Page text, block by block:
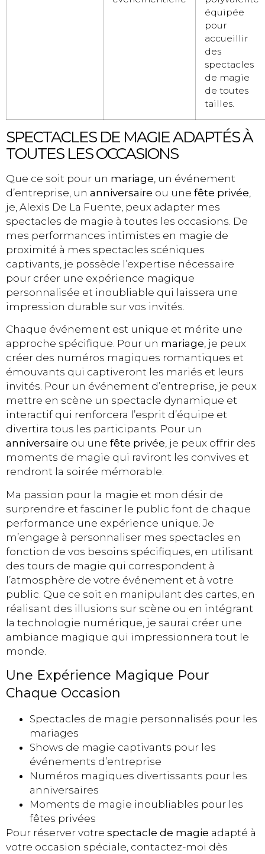
équipée
pour
accueillir
des
spectacles
de magie
de toutes
tailles.
SPECTACLES DE MAGIE ADAPTÉS À
TOUTES LES OCCASIONS
Que ce soit pour un mariage, un événement
d’entreprise, un anniversaire ou une fête privée,
je, Alexis De La Fuente, peux adapter mes
spectacles de magie à toutes les occasions. De
mes performances intimistes en magie de
proximité à mes spectacles scéniques
captivants, je possède l’expertise nécessaire
pour créer une expérience magique
personnalisée et inoubliable qui laissera une
impression durable sur vos invités.
Chaque événement est unique et mérite une
approche spécifique. Pour un mariage, je peux
créer des numéros magiques romantiques et
émouvants qui captiveront les mariés et leurs
invités. Pour un événement d’entreprise, je peux
mettre en scène un spectacle dynamique et
interactif qui renforcera l’esprit d’équipe et
divertira tous les participants. Pour un
anniversaire ou une fête privée, je peux offrir des
moments de magie qui raviront les convives et
rendront la soirée mémorable.
Ma passion pour la magie et mon désir de
surprendre et fasciner le public font de chaque
performance une expérience unique. Je
m’engage à personnaliser mes spectacles en
fonction de vos besoins spécifiques, en utilisant
des tours de magie qui correspondent à
l’atmosphère de votre événement et à votre
public. Que ce soit en manipulant des cartes, en
réalisant des illusions sur scène ou en intégrant
la technologie numérique, je saurai créer une
ambiance magique qui impressionnera tout le
monde.
Une Expérience Magique Pour
Chaque Occasion
Spectacles de magie personnalisés pour les
mariages
Shows de magie captivants pour les
événements d’entreprise
Numéros magiques divertissants pour les
anniversaires
Moments de magie inoubliables pour les
fêtes privées
Pour réserver votre spectacle de magie adapté à
votre occasion spéciale, contactez-moi dès